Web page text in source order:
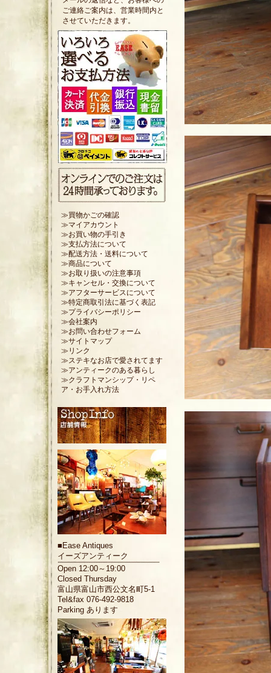
ご連絡ご案内は、営業時間内と
させていただきます。
≫買物かごの確認
≫マイアカウント
≫お買い物の手引き
≫支払方法について
≫配送方法・送料について
≫商品について
≫お取り扱いの注意事項
≫キャンセル・交換について
≫アフターサービスについて
≫特定商取引法に基づく表記
≫プライバシーポリシー
≫会社案内
≫お問い合わせフォーム
≫サイトマップ
≫リンク
≫ステキなお店で愛されてます
≫アンティークのある暮らし
≫クラフトマンシップ・リペ
ア・お手入れ方法
■ Ease Antiques
イーズアンティーク
Open 12:00～19:00
Closed Thursday
富山県富山市西公文名町5-1
Tel&fax 076-492-9818
Parking あります